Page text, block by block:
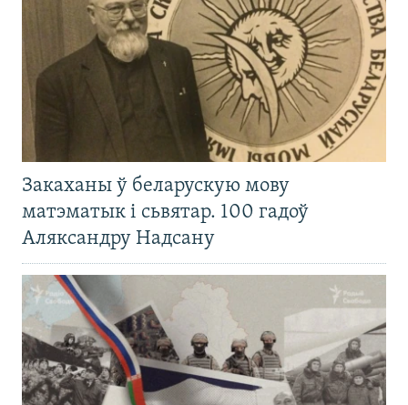
Закаханы ў беларускую мову
матэматык і сьвятар. 100 гадоў
Аляксандру Надсану